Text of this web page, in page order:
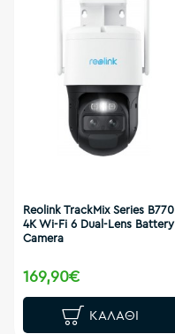
Reolink TrackMix Series B770
4K Wi-Fi 6 Dual-Lens Battery
Camera
169,90€
ΚΑΛΆΘΙ